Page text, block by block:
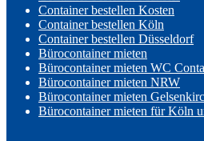
Container bestellen Kosten
Container bestellen Köln
Container bestellen Düsseldorf
Bürocontainer mieten
Bürocontainer mieten WC
Bürocontainer mieten NRW
Bürocontainer mieten
Bürocontainer mieten für Köln